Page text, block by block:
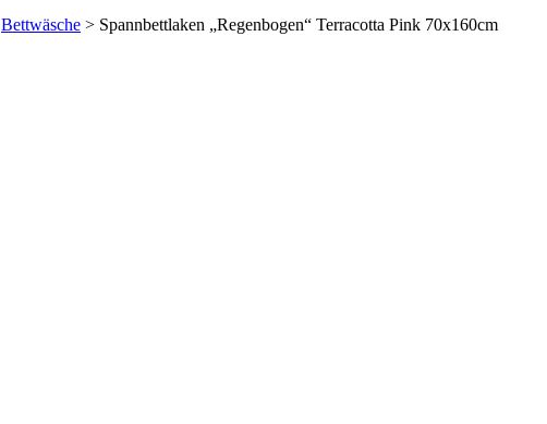
Bettwäsche > Spannbettlaken „Regenbogen“ Terracotta Pink 70x160cm